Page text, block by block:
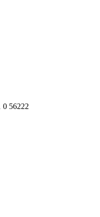
0 56222